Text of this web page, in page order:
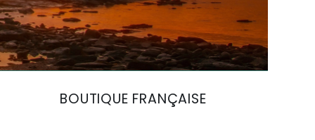
BOUTIQUE FRANÇAISE